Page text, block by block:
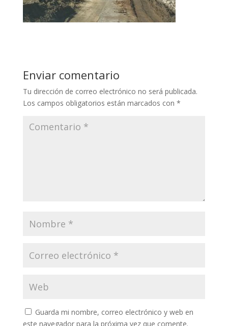
Enviar comentario
Tu dirección de correo electrónico no será publicada.
Los campos obligatorios están marcados con *
Guarda mi nombre, correo electrónico y web en
este navegador para la próxima vez que comente.